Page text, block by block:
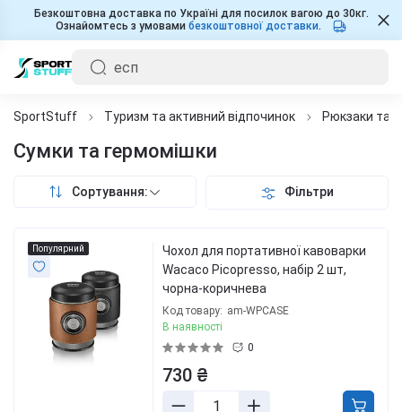
Безкоштовна доставка по Україні для посилок вагою до 30кг.
Ознайомтесь з умовами безкоштовної доставки.
SportStuff Туризм та активний відпочинок Рюкзаки та
Сумки та гермомішки
Сортування: Фільтри
Популярний
Чохол для портативної кавоварки
Wacaco Picopresso, набір 2 шт,
чорна-коричнева
Код товару: am-WPCASE
В наявності
0
730 ₴